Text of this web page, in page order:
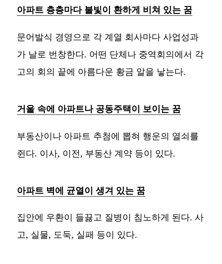
아파트 층층마다 불빛이 환하게 비쳐 있는 꿈
문어발식 경영으로 각 계열 회사마다 사업성과
가 날로 번창한다. 어떤 단체나 중역회의에서 각
고의 회의 끝에 아름다운 황금 알을 낳는다.
거울 속에 아파트나 공동주택이 보이는 꿈
부동산이나 아파트 추첨에 뽑혀 행운의 열쇠를
쥔다. 이사, 이전, 부동산 계약 등이 있다.
아파트 벽에 균열이 생겨 있는 꿈
집안에 우환이 들끓고 질병이 침노하게 된다. 사
고, 실물, 도둑, 실패 등이 있다.